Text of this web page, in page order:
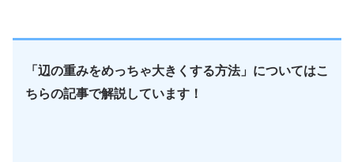
材料・装置・情報・エネルギーを総合した
システムの設計・改善・確立に関する活動
である。そのシステムから得られる結果を
「辺の重みをめっちゃ大きくする方法」についてはこ
ちらの記事で解説しています！